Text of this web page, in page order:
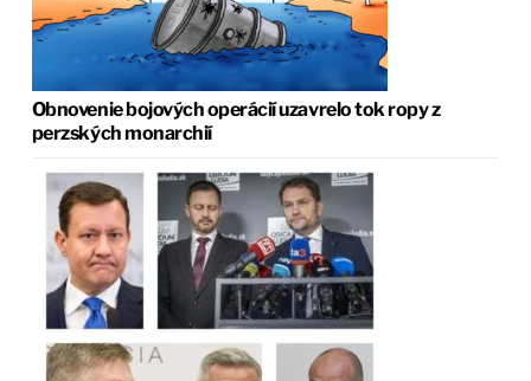
Obnovenie bojových operácií uzavrelo tok ropy z
perzských monarchií